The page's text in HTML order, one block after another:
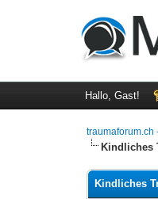
Hallo, Gast!
traumaforum.ch
Kindliches
Kindliches